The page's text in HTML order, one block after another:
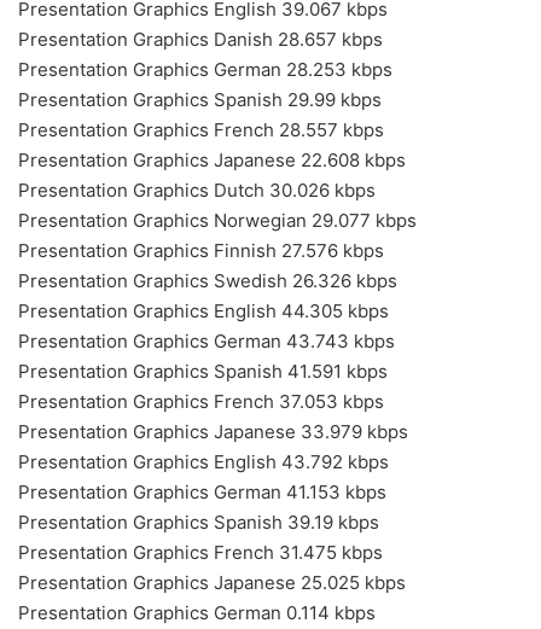
Presentation Graphics English 39.067 kbps
Presentation Graphics Danish 28.657 kbps
Presentation Graphics German 28.253 kbps
Presentation Graphics Spanish 29.99 kbps
Presentation Graphics French 28.557 kbps
Presentation Graphics Japanese 22.608 kbps
Presentation Graphics Dutch 30.026 kbps
Presentation Graphics Norwegian 29.077 kbps
Presentation Graphics Finnish 27.576 kbps
Presentation Graphics Swedish 26.326 kbps
Presentation Graphics English 44.305 kbps
Presentation Graphics German 43.743 kbps
Presentation Graphics Spanish 41.591 kbps
Presentation Graphics French 37.053 kbps
Presentation Graphics Japanese 33.979 kbps
Presentation Graphics English 43.792 kbps
Presentation Graphics German 41.153 kbps
Presentation Graphics Spanish 39.19 kbps
Presentation Graphics French 31.475 kbps
Presentation Graphics Japanese 25.025 kbps
Presentation Graphics German 0.114 kbps